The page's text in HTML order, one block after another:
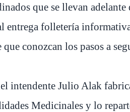
que se llevan
entrega folletería
conozcan los pasos a
intendente Julio Alak
Medicinales y lo